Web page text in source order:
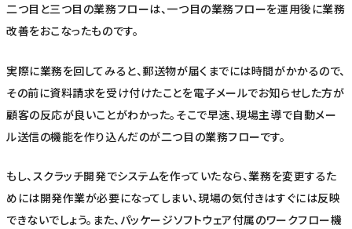
二つ目と三つ目の業務フローは、一つ目の業務フローを運用後に業務
改善をおこなったものです。
実際に業務を回してみると、郵送物が届くまでには時間がかかるので、
その前に資料請求を受け付けたことを電子メールでお知らせした方が
顧客の反応が良いことがわかった。そこで早速、現場主導で自動メー
ル送信の機能を作り込んだのが二つ目の業務フローです。
もし、スクラッチ開発でシステムを作っていたなら、業務を変更するた
めには開発作業が必要になってしまい、現場の気付きはすぐには反映
できないでしょう。また、パッケージソフトウェア付属のワークフロー機